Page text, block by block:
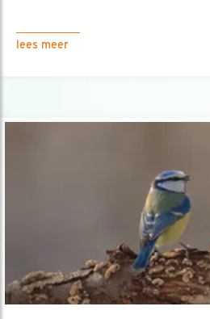
lees meer